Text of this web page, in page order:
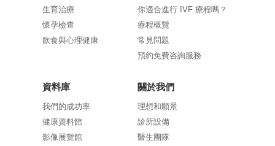
生育治療
懷孕檢查
飲食與心理健康
你適合進行 IVF 療程嗎？
療程概覽
常見問題
預約免費咨詢服務
資料庫
我們的成功率
健康資料館
影像展覽館
關於我們
理想和願景
診所設備
醫生團隊